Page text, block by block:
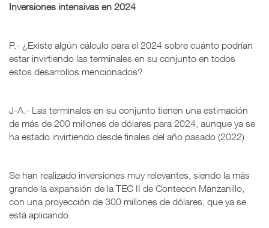
Inversiones intensivas en 2024
P.- ¿Existe algún cálculo para el 2024 sobre cuánto podrían
estar invirtiendo las terminales en su conjunto en todos
estos desarrollos mencionados?
J-A.- Las terminales en su conjunto tienen una estimación
de más de 200 millones de dólares para 2024, aunque ya se
ha estado invirtiendo desde finales del año pasado (2022).
Se han realizado inversiones muy relevantes, siendo la más
grande la expansión de la TEC II de Contecon Manzanillo,
con una proyección de 300 millones de dólares, que ya se
está aplicando.